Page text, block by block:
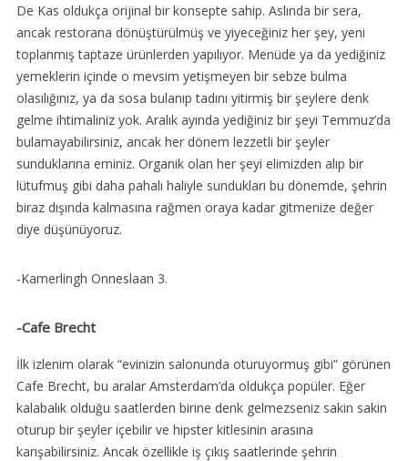
De Kas oldukça orijinal bir konsepte sahip. Aslında bir sera,
ancak restorana dönüştürülmüş ve yiyeceğiniz her şey, yeni
toplanmış taptaze ürünlerden yapılıyor. Menüde ya da yediğiniz
yemeklerin içinde o mevsim yetişmeyen bir sebze bulma
olasılığınız, ya da sosa bulanıp tadını yitirmiş bir şeylere denk
gelme ihtimaliniz yok. Aralık ayında yediğiniz bir şeyi Temmuz’da
bulamayabilirsiniz, ancak her dönem lezzetli bir şeyler
sunduklarına eminiz. Organik olan her şeyi elimizden alıp bir
lütufmuş gibi daha pahalı haliyle sundukları bu dönemde, şehrin
biraz dışında kalmasına rağmen oraya kadar gitmenize değer
diye düşünüyoruz.
-Kamerlingh Onneslaan 3.
-Cafe Brecht
İlk izlenim olarak “evinizin salonunda oturuyormuş gibi” görünen
Cafe Brecht, bu aralar Amsterdam’da oldukça popüler. Eğer
kalabalık olduğu saatlerden birine denk gelmezseniz sakin sakin
oturup bir şeyler içebilir ve hipster kitlesinin arasına
karışabilirsiniz. Ancak özellikle iş çıkış saatlerinde şehrin